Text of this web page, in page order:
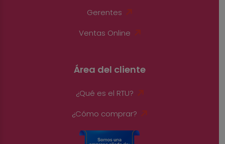
Gerentes
Ventas Online
Área del cliente
¿Qué es el RTU?
¿Cómo comprar?